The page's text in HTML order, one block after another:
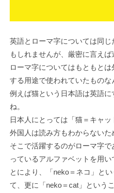
英語とローマ字については同
もしれませんが、厳密に⾔えば
ローマ字についてはもともと
する⽤途で使われていたものな
例えば猫という⽇本語は英語
ね。
⽇本⼈にとっては「猫＝キャ
外国⼈は読み⽅もわからないた
そこで活躍するのがローマ字
っているアルファベットを⽤
とにより、「neko＝ネコ」と
て、更に「neko＝cat」という